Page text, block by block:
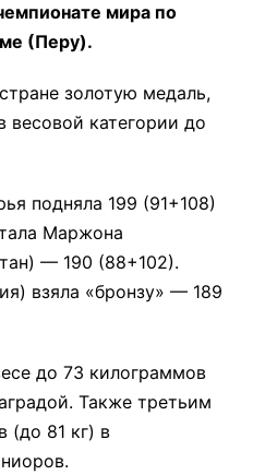
мира по
(Перу).
золотую медаль,
весовой категории до
подняла 199 (91+108)
Маржона
— 190 (88+102).
взяла «бронзу» — 189
до 73 килограммов
Также третьим
(до 81 кг) в